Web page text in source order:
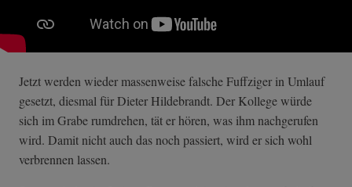
Jetzt werden wieder massenweise falsche Fuffziger in Umlauf
gesetzt, diesmal für Dieter Hildebrandt. Der Kollege würde
sich im Grabe rumdrehen, tät er hören, was ihm nachgerufen
wird. Damit nicht auch das noch passiert, wird er sich wohl
verbrennen lassen.